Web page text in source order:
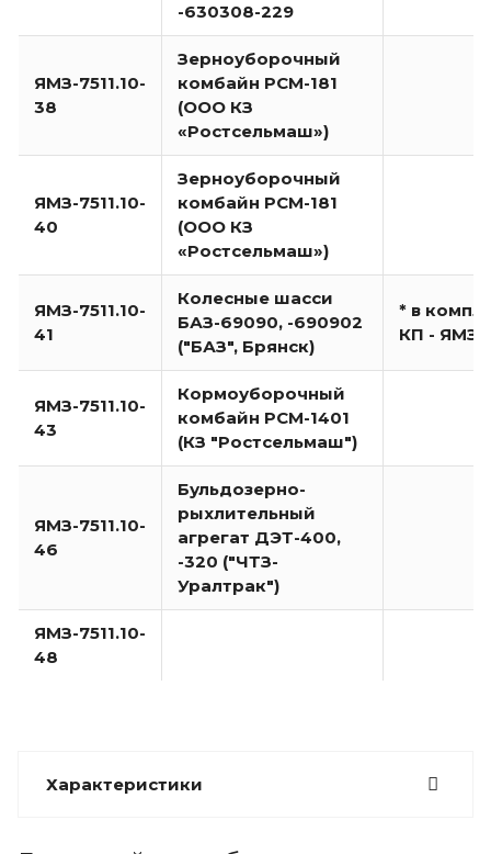
-630308-229
ЯМЗ-7511.10-
38
Зерноуборочный
комбайн РСМ-181
(ООО КЗ
«Ростсельмаш»)
ЯМЗ-7511.10-
40
Зерноуборочный
комбайн РСМ-181
(ООО КЗ
«Ростсельмаш»)
ЯМЗ-7511.10-
41
Колесные шасси
БАЗ-69090, -690902
("БАЗ", Брянск)
* в
КП - ЯМЗ-
ЯМЗ-7511.10-
43
Кормоуборочный
комбайн РСМ-1401
(КЗ "Ростсельмаш")
ЯМЗ-7511.10-
46
Бульдозерно-
рыхлительный
агрегат ДЭТ-400,
-320 ("ЧТЗ-
Уралтрак")
ЯМЗ-7511.10-
48
Характеристики